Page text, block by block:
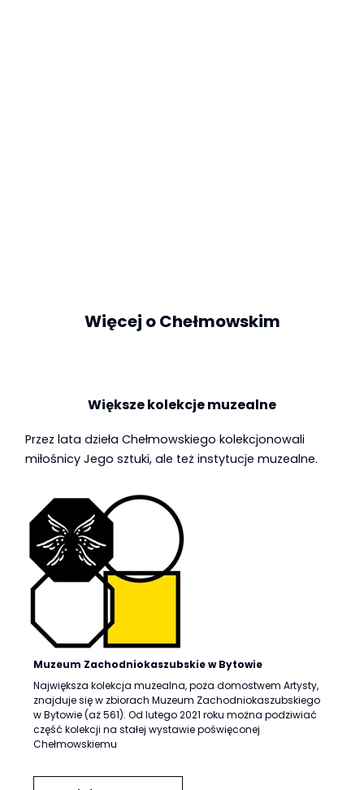
Więcej o Chełmowskim
Większe kolekcje muzealne
Przez lata dzieła Chełmowskiego kolekcjonowali
miłośnicy Jego sztuki, ale też instytucje muzealne.
Muzeum Zachodniokaszubskie w Bytowie
Największa kolekcja muzealna, poza domostwem Artysty,
znajduje się w zbiorach Muzeum Zachodniokaszubskiego
w Bytowie (aż 561). Od lutego 2021 roku można podziwiać
część kolekcji na stałej wystawie poświęconej
Chełmowskiemu